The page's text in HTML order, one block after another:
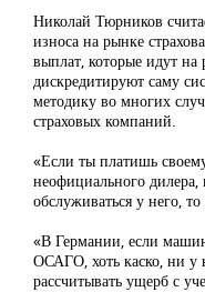
Николай Тюрников
износа на рынке
выплат, которые идут на
дискредитируют саму
методику во многих
страховых компаний.
«Если ты платишь
неофициального
обслуживаться у него,
«В Германии, если
ОСАГО, хоть каско, ни у
рассчитывать ущерб с